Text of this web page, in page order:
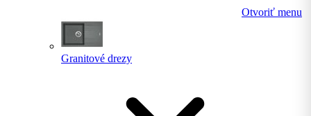
Otvoriť menu
Granitové drezy